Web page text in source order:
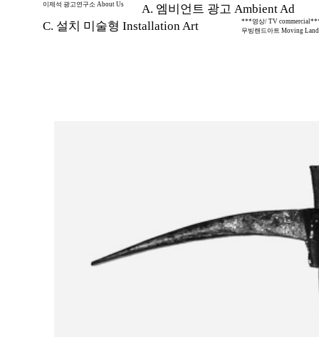
이제석 광고연구소 About Us
A. 엠비언트 광고 Ambient Ad
C. 설치 미술형 Installation Art
***영상/ TV
무빙랜드아트 Moving